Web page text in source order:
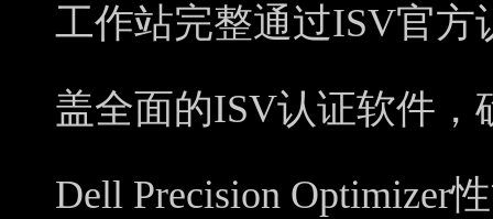
工作站完整通过ISV官方
盖全面的ISV认证软件
Dell Precision Optimizer